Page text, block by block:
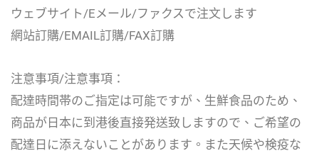
ウェブサイト/Eメール/ファクスで注文します
網站訂購/EMAIL訂購/FAX訂購
注意事項/注意事項：
配達時間帯のご指定は可能ですが、生鮮食品のため、
商品が日本に到港後直接発送致しますので、ご希望の
配達日に添えないことがあります。また天候や検疫な